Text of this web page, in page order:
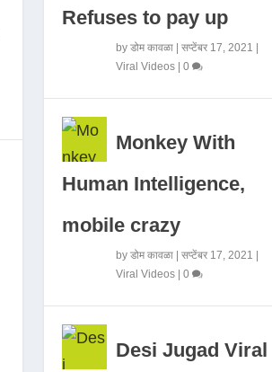
Refuses to pay up
by डोम कावळा| सप्टेंबर 17, 2021 |
Viral Videos| 0
Monkey With
Human Intelligence,
mobile crazy
by डोम कावळा| सप्टेंबर 17, 2021 |
Viral Videos| 0
Desi Jugad Viral